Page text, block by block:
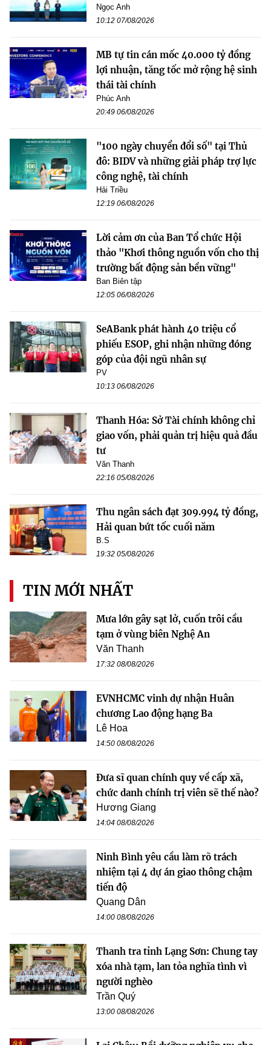
Ngọc Anh
10:12 07/08/2026
MB tự tin cán mốc 40.000 tỷ đồng
lợi nhuận, tăng tốc mở rộng hệ sinh
thái tài chính
Phúc Anh
20:49 06/08/2026
"100 ngày chuyển đổi số" tại Thủ
đô: BIDV và những giải pháp trợ lực
công nghệ, tài chính
Hải Triều
12:19 06/08/2026
Lời cảm ơn của Ban Tổ chức Hội
thảo "Khơi thông nguồn vốn cho thị
trường bất động sản bền vững"
Ban Biên tập
12:05 06/08/2026
SeABank phát hành 40 triệu cổ
phiếu ESOP, ghi nhận những đóng
góp của đội ngũ nhân sự
PV
10:13 06/08/2026
Thanh Hóa: Sở Tài chính không chỉ
giao vốn, phải quản trị hiệu quả đầu
tư
Văn Thanh
22:16 05/08/2026
Thu ngân sách đạt 309.994 tỷ đồng,
Hải quan bứt tốc cuối năm
B.S
19:32 05/08/2026
TIN MỚI NHẤT
Mưa lớn gây sạt lở, cuốn trôi cầu
tạm ở vùng biên Nghệ An
Văn Thanh
17:32 08/08/2026
EVNHCMC vinh dự nhận Huân
chương Lao động hạng Ba
Lê Hoa
14:50 08/08/2026
Đưa sĩ quan chính quy về cấp xã,
chức danh chính trị viên sẽ thế nào?
Hương Giang
14:04 08/08/2026
Ninh Bình yêu cầu làm rõ trách
nhiệm tại 4 dự án giao thông chậm
tiến độ
Quang Dân
14:00 08/08/2026
Thanh tra tỉnh Lạng Sơn: Chung tay
xóa nhà tạm, lan tỏa nghĩa tình vì
người nghèo
Trần Quý
13:00 08/08/2026